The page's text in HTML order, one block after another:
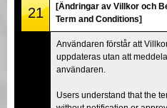
21
[Ändringar av Villkor och
Term and Conditions]
Användaren förstår att
uppdateras utan att
användaren.
Users understand that the